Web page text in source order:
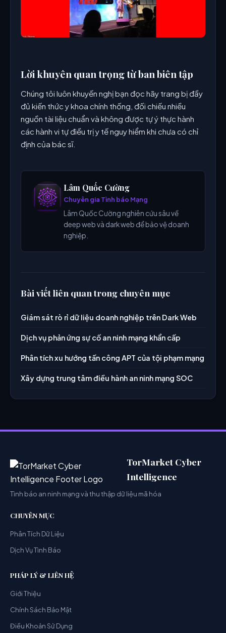
Lời khuyên quan trọng từ ban biên tập
Chúng tôi luôn khuyến nghị bạn đọc hãy trang bị đầy
đủ kiến thức y khoa chính thống, đối chiếu nhiều
nguồn tài liệu chuẩn và không được tự ý thực hành
các hành vi tự điều trị y tế nguy hiểm khi chưa có chỉ
định của bác sĩ.
Lâm Quốc Cường
Chuyên gia Tình báo Mạng
Lâm Quốc Cường nghiên cứu sâu về
deep web và dark web để bảo vệ doanh
nghiệp.
Bài viết liên quan trong chuyên mục
Giám sát rò rỉ dữ liệu doanh nghiệp trên Dark Web
Dịch vụ phản ứng sự cố an ninh mạng khẩn cấp
Phân tích xu hướng tấn công APT của tội phạm mạng
Xây dựng trung tâm điều hành an ninh mạng SOC
TorMarket Cyber
Intelligence
Tình báo an ninh mạng và thu thập dữ liệu mã hóa
CHUYÊN MỤC
Phân Tích Dữ Liệu
Dịch Vụ Tình Báo
PHÁP LÝ & LIÊN HỆ
Giới Thiệu
Chính Sách Bảo Mật
Điều Khoản Sử Dụng